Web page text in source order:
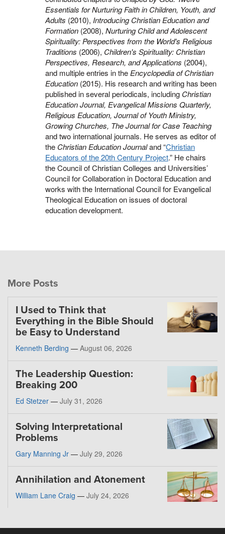
Essentials for Nurturing Faith in Children, Youth, and
Adults (2010), Introducing Christian Education and
Formation (2008), Nurturing Child and Adolescent
Spirituality: Perspectives from the World's Religious
Traditions (2006), Children's Spirituality: Christian
Perspectives, Research, and Applications (2004),
and multiple entries in the Encyclopedia of Christian
Education (2015). His research and writing has been
published in several periodicals, including Christian
Education Journal, Evangelical Missions Quarterly,
Religious Education, Journal of Youth Ministry,
Growing Churches, The Journal for Case Teaching
and two international journals. He serves as editor of
the Christian Education Journaland “Christian
Educators of the 20th Century Project.” He chairs
the Council of Christian Colleges and Universities’
Council for Collaboration in Doctoral Education and
works with the International Council for Evangelical
Theological Education on issues of doctoral
education development.
More Posts
I Used to Think that
Everything in the Bible Should
be Easy to Understand
Kenneth Berding — August 06, 2026
The Leadership Question:
Breaking 200
Ed Stetzer — July 31, 2026
Solving Interpretational
Problems
Gary Manning Jr — July 29, 2026
Annihilation and Atonement
William Lane Craig — July 24, 2026